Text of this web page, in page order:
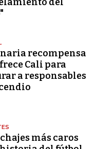
recompensa
Cali para
a responsables
más caros